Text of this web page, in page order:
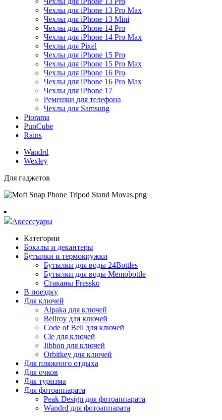
Чехлы для iPhone 13 Pro Max
Чехлы для iPhone 13 Mini
Чехлы для iPhone 14 Pro
Чехлы для iPhone 14 Pro Max
Чехлы для Pixel
Чехлы для iPhone 15 Pro
Чехлы для iPhone 15 Pro Max
Чехлы для iPhone 16 Pro
Чехлы для iPhone 16 Pro Max
Чехлы для iPhone 17
Ремешки для телефона
Чехлы для Samsung
Piorama
PunCube
Rains
Wandrd
Wexley
Для гаджетов
Аксессуары
Категории
Бокалы и декантеры
Бутылки и термокружки
Бутылки для воды 24Bottles
Бутылки для воды Memobottle
Стаканы Fressko
В поездку
Для ключей
Alpaka для ключей
Bellroy для ключей
Code of Bell для ключей
Cle для ключей
Jibbon для ключей
Orbitkey для ключей
Для пляжного отдыха
Для очков
Для туризма
Для фотоаппарата
Peak Design для фотоаппарата
Wandrd для фотоаппарата